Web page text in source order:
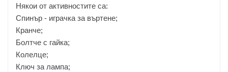
Някои от активностите са:
Спинър - играчка за въртене;
Кранче;
Болтче с гайка;
Колелце;
Ключ за лампа;